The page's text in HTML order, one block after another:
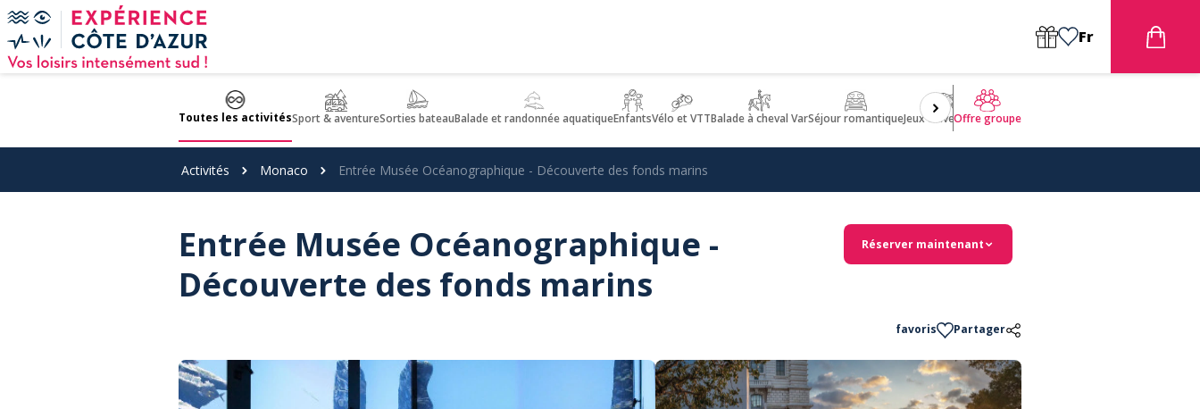
Panneau de gestion des cookies
Fr
Toutes les activitésSport & aventureSorties bateauBalade et randonnée aquatiqueEnfantsVélo et VTTBalade à cheval VarSéjour romantiqueJeux d'aventuresBien être
Offre groupe
Activités Monaco Entrée Musée Océanographique - Découverte des fonds marins
Entrée Musée Océanographique -
Découverte des fonds marins
Réserver maintenant
favoris Partager